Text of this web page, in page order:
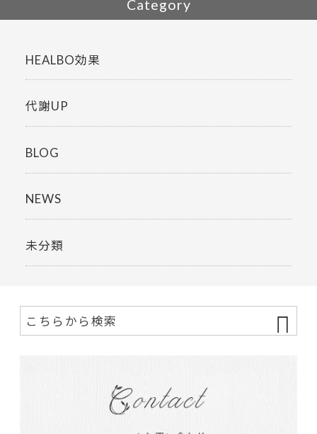
HEALBO効果
代謝UP
BLOG
NEWS
未分類